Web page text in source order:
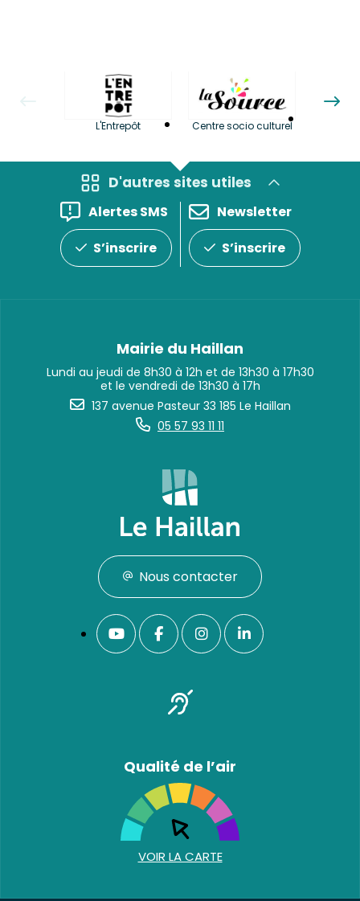
L'Entrepôt Centre socio culturel
D'autres sites utiles
Alertes SMS
S’inscrire
Newsletter
S’inscrire
Mairie du Haillan
Lundi au jeudi de 8h30 à 12h et de 13h30 à 17h30
et le vendredi de 13h30 à 17h
137 avenue Pasteur 33 185 Le Haillan
05 57 93 11 11
Nous contacter
Qualité de l’air
VOIR LA CARTE